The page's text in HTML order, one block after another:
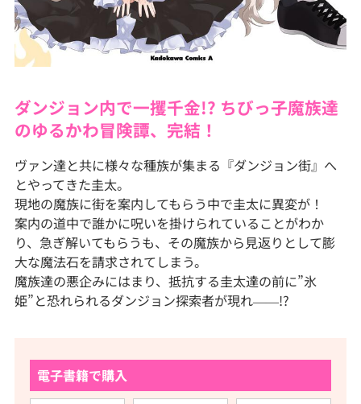
ダンジョン内で一攫千金!? ちびっ子魔族達
のゆるかわ冒険譚、完結！
ヴァン達と共に様々な種族が集まる『ダンジョン街』へ
とやってきた圭太。
現地の魔族に街を案内してもらう中で圭太に異変が！
案内の道中で誰かに呪いを掛けられていることがわか
り、急ぎ解いてもらうも、その魔族から見返りとして膨
大な魔法石を請求されてしまう。
魔族達の悪企みにはまり、抵抗する圭太達の前に”氷
姫”と恐れられるダンジョン探索者が現れ――!?
電子書籍で購入